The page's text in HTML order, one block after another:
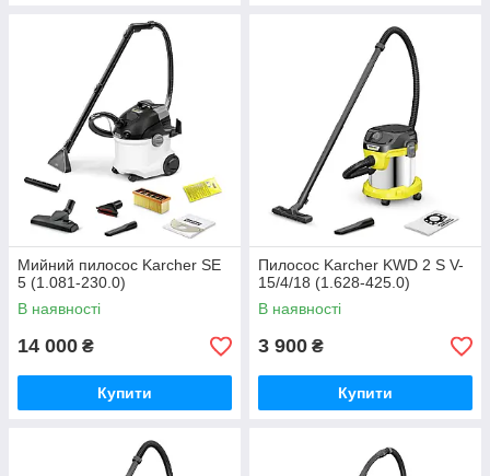
Мийний пилосос Karcher SE
5 (1.081-230.0)
В наявності
14 000 ₴
Купити
Пилосос Karcher KWD 2 S V-
15/4/18 (1.628-425.0)
В наявності
3 900 ₴
Купити